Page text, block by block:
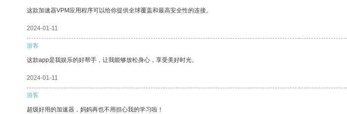
这款加速器VPM应用程序可以给你提供全球覆盖和最高安全性的连接。
2024-01-11
游客
这款app是我娱乐的好帮手，让我能够放松身心，享受美好时光。
2024-01-11
游客
超级好用的加速器，妈妈再也不用担心我的学习啦！